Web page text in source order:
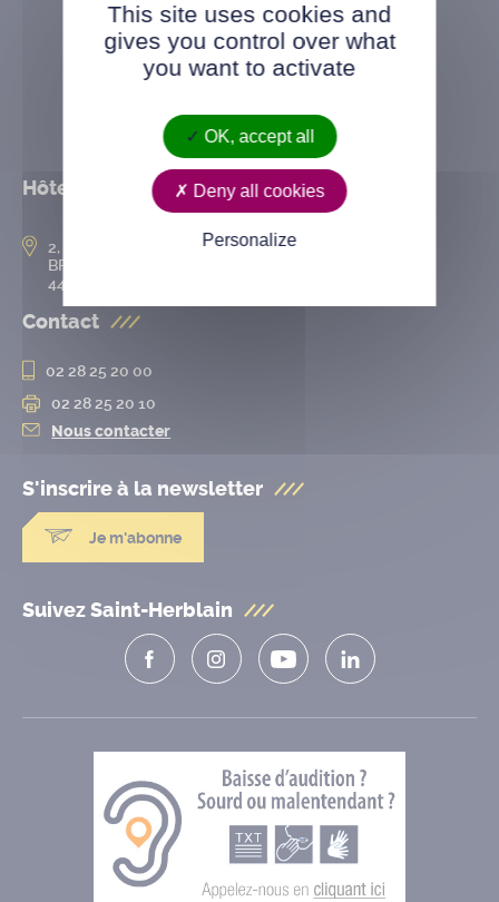
Hôtel de ville
2, rue de l’Hôtel-de-Ville
BP 50167
44802 Saint-Herblain cedex
Contact
02 28 25 20 00
02 28 25 20 10
Nous contacter
S'inscrire à la newsletter
Je m'abonne
Suivez Saint-Herblain
This site uses cookies and
gives you control over what
you want to activate
OK, accept all
Deny all cookies
Personalize